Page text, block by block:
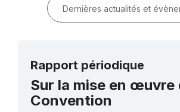
Dernières actualités et
Rapport périodique
Sur la mise en œuvre
Convention